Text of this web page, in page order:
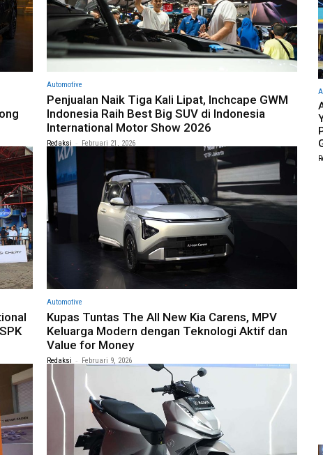
Automotive
Penjualan Naik Tiga Kali Lipat, Inchcape GWM
Indonesia Raih Best Big SUV di Indonesia
International Motor Show 2026
Redaksi - Februari 21, 2026
Automotive
Kupas Tuntas The All New Kia Carens, MPV
Keluarga Modern dengan Teknologi Aktif dan
Value for Money
Redaksi - Februari 9, 2026